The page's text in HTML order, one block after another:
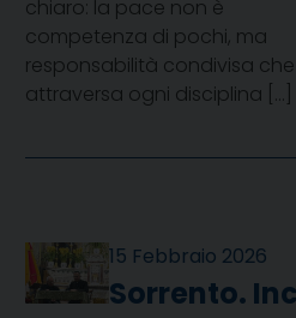
chiaro: la pace non è
competenza di pochi, ma
responsabilità condivisa che
attraversa ogni disciplina […]
15 Febbraio 2026
Sorrento.